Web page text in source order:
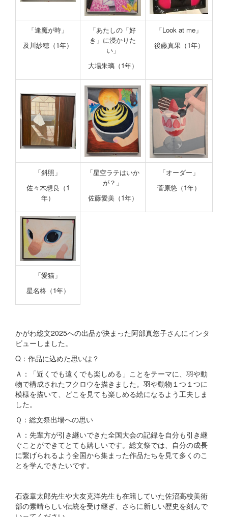
「逢魔が時」
及川紗穂（1年）
「あたしの「好
き」に浸かりた
い」
大場朱璃（1年）
「Look at me」
後藤真果（1年）
「斜照」
佐々木想良（1
年）
「星空ラテはいか
が？」
佐藤愛美（1年）
「オーダー」
菅原悠（1年）
「愛猫」
星名柊（1年）
かがわ総文2025への出品が決まった阿部真悠子さんにインタ
ビューしました。
Q：作品に込めた思いは？
Ａ：「近くでも遠くでも楽しめる」ことをテーマに、羽や動
物で構成されたフクロウを描きました。羽や動物１つ１つに
模様を描いて、どこを見ても楽しめる絵になるよう工夫しま
した。
Ｑ：総文祭出場への思い
Ａ：先輩方が引き継いできた全国大会の記録を自分も引き継
ぐことができてとても嬉しいです。総文祭では、自分の成長
に繋げられるよう全国から集まった作品たちを見て多くのこ
とを学んできたいです。
石森章太郎先生や大友克洋先生も在籍していた佐沼高校美術
部の素晴らしい伝統を受け継ぎ、さらに新しい歴史を刻んで